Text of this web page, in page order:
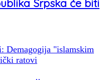
Srpska će biti